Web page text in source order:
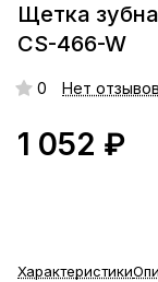
Щетка
CS-466-W
0 Нет отзывов
1 052 ₽
Характеристики